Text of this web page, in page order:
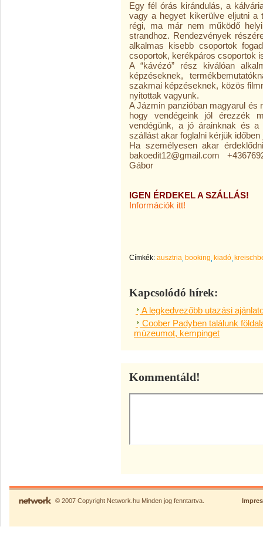
Egy fél órás kirándulás, a
vagy a hegyet kikerülve eljutni a
régi, ma már nem működő
strandhoz. Rendezvények
alkalmas kisebb csoportok
csoportok, kerékpáros csoportok
A “kávézó” rész kiválóan
képzéseknek,
szakmai képzéseknek, közös
nyitottak vagyunk.
A Jázmin panzióban magyarul és
hogy vendégeink jól érezzék
vendégünk, a jó árainknak és a
szállást akar foglalni kérjük időben
Ha személyesen akar
bakoedit12@gmail.com
Gábor ​
IGEN ÉRDEKEL A SZÁLLÁS!
Információk itt!
Címkék: ausztria booking kiadó
Kapcsolódó hírek:
A legkedvezőbb utazási
Coober Padyben találunk
múzeumot, kempinget
Kommentáld!
© 2007 Copyright Network.hu Minden jog fenntartva.